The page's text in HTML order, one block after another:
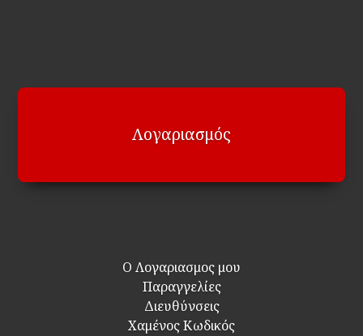
Λογαριασμός
Ο Λογαριασμος μου
Παραγγελίες
Διευθύνσεις
Χαμένος Κωδικός